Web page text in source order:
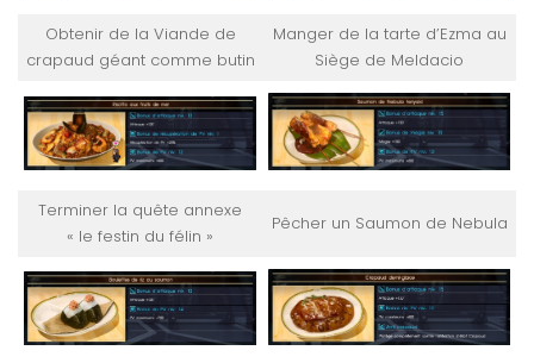
Obtenir de la Viande de
crapaud géant comme butin
Manger de la tarte d’Ezma au
Siège de Meldacio
Terminer la quête annexe
« le festin du félin »
Pêcher un Saumon de Nebula